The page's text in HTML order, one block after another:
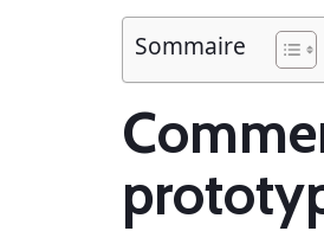
Sommaire